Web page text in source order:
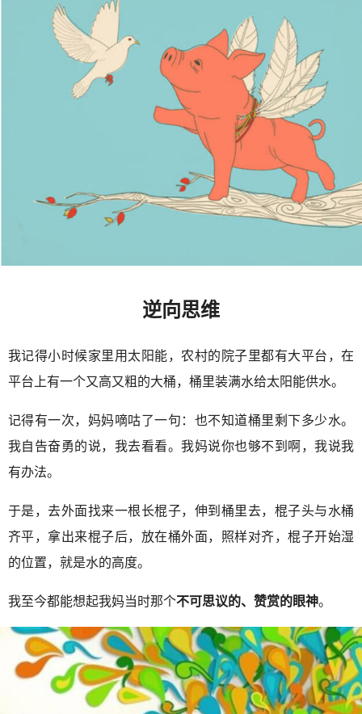
逆向思维
我记得小时候家里用太阳能，农村的院子里都有大平台，在
平台上有一个又高又粗的大桶，桶里装满水给太阳能供水。
记得有一次，妈妈嘀咕了一句：也不知道桶里剩下多少水。
我自告奋勇的说，我去看看。我妈说你也够不到啊，我说我
有办法。
于是，去外面找来一根长棍子，伸到桶里去，棍子头与水桶
齐平，拿出来棍子后，放在桶外面，照样对齐，棍子开始湿
的位置，就是水的高度。
我至今都能想起我妈当时那个不可思议的、赞赏的眼神。